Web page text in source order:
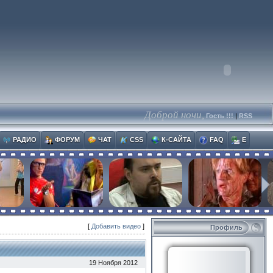
Доброй ночи, Гость !!! | RSS
РАДИО ФОРУМ ЧАТ CSS К-САЙТА FAQ E
[ Добавить видео ]
19 Ноября 2012
Профиль